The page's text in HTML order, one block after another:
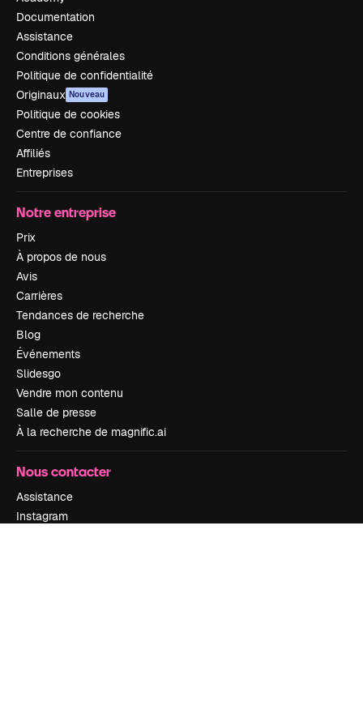
Documentation
Assistance
Conditions générales
Politique de confidentialité
Originaux Nouveau
Politique de cookies
Centre de confiance
Affiliés
Entreprises
Notre entreprise
Prix
À propos de nous
Avis
Carrières
Tendances de recherche
Blog
Événements
Slidesgo
Vendre mon contenu
Salle de presse
À la recherche de magnific.ai
Nous contacter
Assistance
Instagram